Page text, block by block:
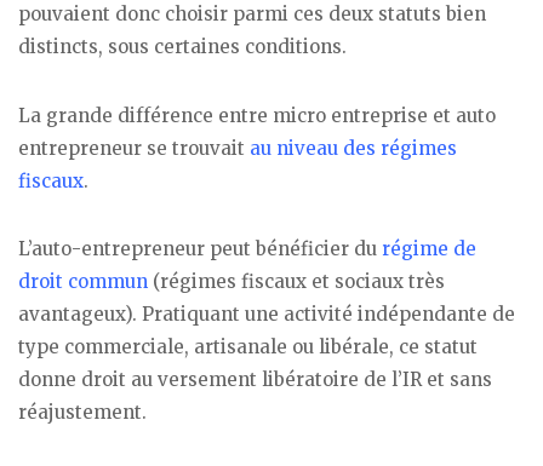
pouvaient donc choisir parmi ces deux statuts bien
distincts, sous certaines conditions.
La grande différence entre micro entreprise et auto
entrepreneur se trouvait au niveau des régimes
fiscaux.
L’auto-entrepreneur peut bénéficier du régime de
droit commun (régimes fiscaux et sociaux très
avantageux). Pratiquant une activité indépendante de
type commerciale, artisanale ou libérale, ce statut
donne droit au versement libératoire de l’IR et sans
réajustement.